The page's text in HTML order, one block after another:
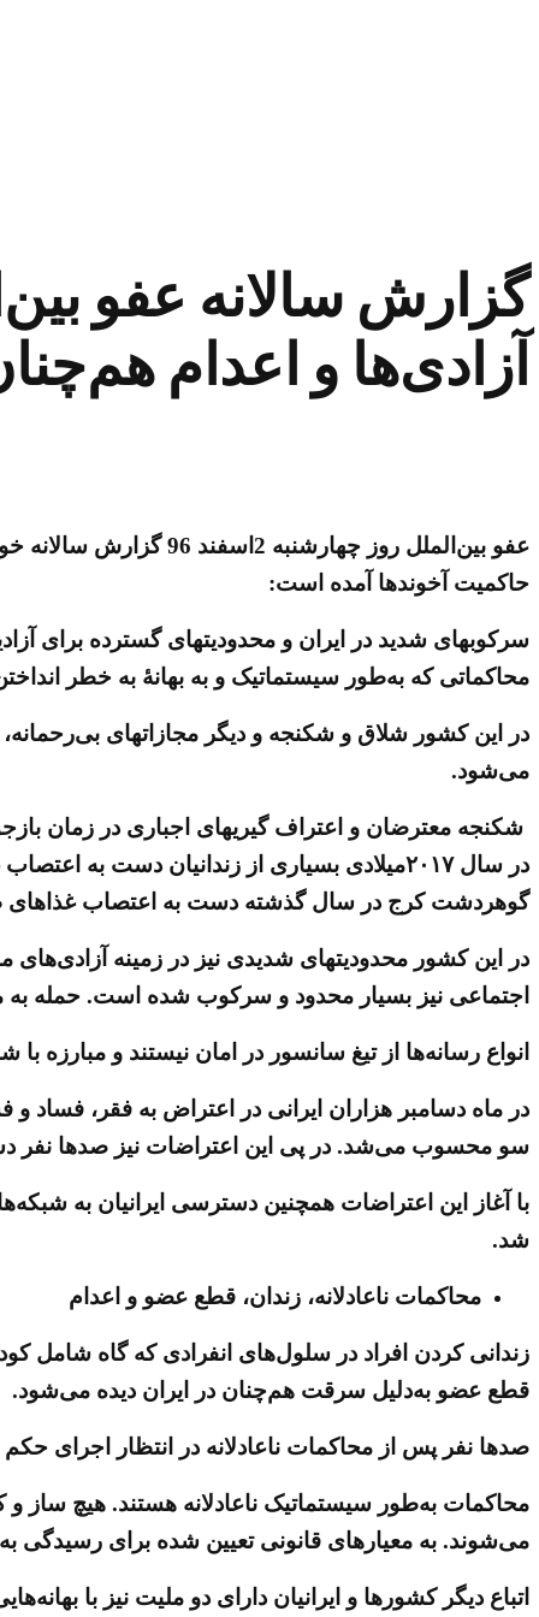
گزارش سالانه عفو
آزادی‌ها و اعدام
عفو بین‌الملل روز
حاکمیت آخوندها آمده است:
سرکوبهای شدید در ایران و محدودیتهای گسترده برای
محاکماتی که به‌طور سیستماتیک و به بهانۀ به خطر
در این کشور شلاق و شکنجه و دیگر مجازاتهای
می‌شود.
شکنجه معترضان و اعتراف گیریهای اجباری در زمان
در سال ۲۰۱۷میلادی بسیاری از زندانیان دست
گوهردشت کرج در سال گذشته دست به اعتصاب غذاهای
در این کشور محدودیتهای شدیدی نیز در زمینه
اجتماعی نیز بسیار محدود و سرکوب شده است. حمله به
انواع رسانه‌ها از تیغ سانسور در امان نیستند و مبارزه با
سو محسوب می‌شد. در پی این اعتراضات نیز صدها نفر
با آغاز این اعتراضات همچنین دسترسی ایرانیان به
شد.
محاکمات ناعادلانه، زندان، قطع عضو و اعدام
زندانی کردن افراد در سلول‌های انفرادی که گاه شامل
قطع عضو به‌دلیل سرقت هم‌چنان در ایران دیده می‌شود.
صدها نفر پس از محاکمات ناعادلانه در انتظار اجرای
محاکمات به‌طور سیستماتیک ناعادلانه هستند. هیچ ساز و
می‌شوند. به معیارهای قانونی تعیین شده برای رسیدگی
اتباع دیگر کشورها و ایرانیان دارای دو ملیت نیز با